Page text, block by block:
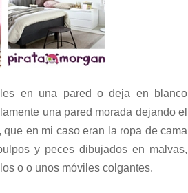
en una pared o deja en blanco
una pared morada dejando el
en mi caso eran la ropa de cama
y peces dibujados en malvas,
o o unos móviles colgantes.